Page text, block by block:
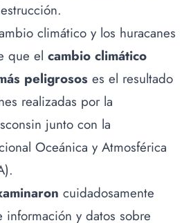
climático y los huracanes
que el cambio climático
peligrosos es el resultado
realizadas por la
junto con la
Oceánica y Atmosférica
cuidadosamente
información y datos sobre